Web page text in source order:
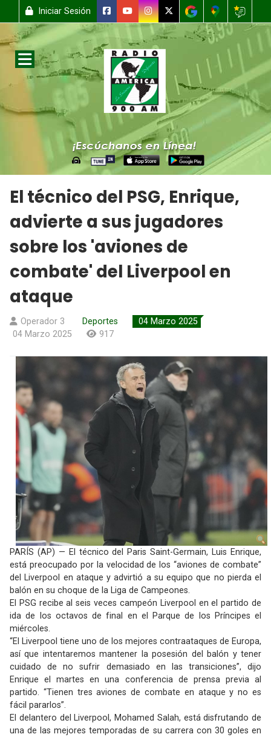
Iniciar Sesión
El técnico del PSG, Enrique,
advierte a sus jugadores
sobre los 'aviones de
combate' del Liverpool en
ataque
Operador 3 Deportes
04 Marzo 2025
04 Marzo 2025
917
PARÍS (AP) — El técnico del Paris Saint-Germain, Luis Enrique,
está preocupado por la velocidad de los “aviones de combate”
del Liverpool en ataque y advirtió a su equipo que no pierda el
balón en su choque de la Liga de Campeones.
El PSG recibe al seis veces campeón Liverpool en el partido de
ida de los octavos de final en el Parque de los Príncipes el
miércoles.
“El Liverpool tiene uno de los mejores contraataques de Europa,
así que intentaremos mantener la posesión del balón y tener
cuidado de no sufrir demasiado en las transiciones”, dijo
Enrique el martes en una conferencia de prensa previa al
partido. “Tienen tres aviones de combate en ataque y no es
fácil pararlos”.
El delantero del Liverpool, Mohamed Salah, está disfrutando de
una de las mejores temporadas de su carrera con 30 goles en